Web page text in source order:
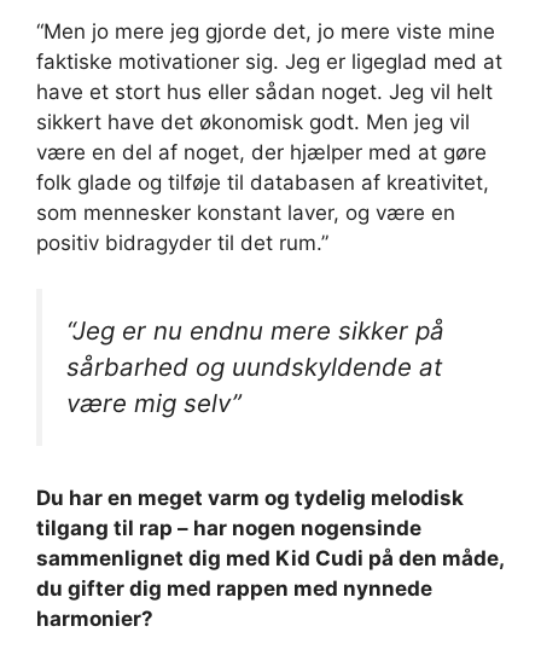
“Men jo mere jeg gjorde det, jo mere viste mine
faktiske motivationer sig. Jeg er ligeglad med at
have et stort hus eller sådan noget. Jeg vil helt
sikkert have det økonomisk godt. Men jeg vil
være en del af noget, der hjælper med at gøre
folk glade og tilføje til databasen af ​​kreativitet,
som mennesker konstant laver, og være en
positiv bidragyder til det rum.”
“Jeg er nu endnu mere sikker på
sårbarhed og uundskyldende at
være mig selv”
Du har en meget varm og tydelig melodisk
tilgang til rap – har nogen nogensinde
sammenlignet dig med Kid Cudi på den måde,
du gifter dig med rappen med nynnede
harmonier?